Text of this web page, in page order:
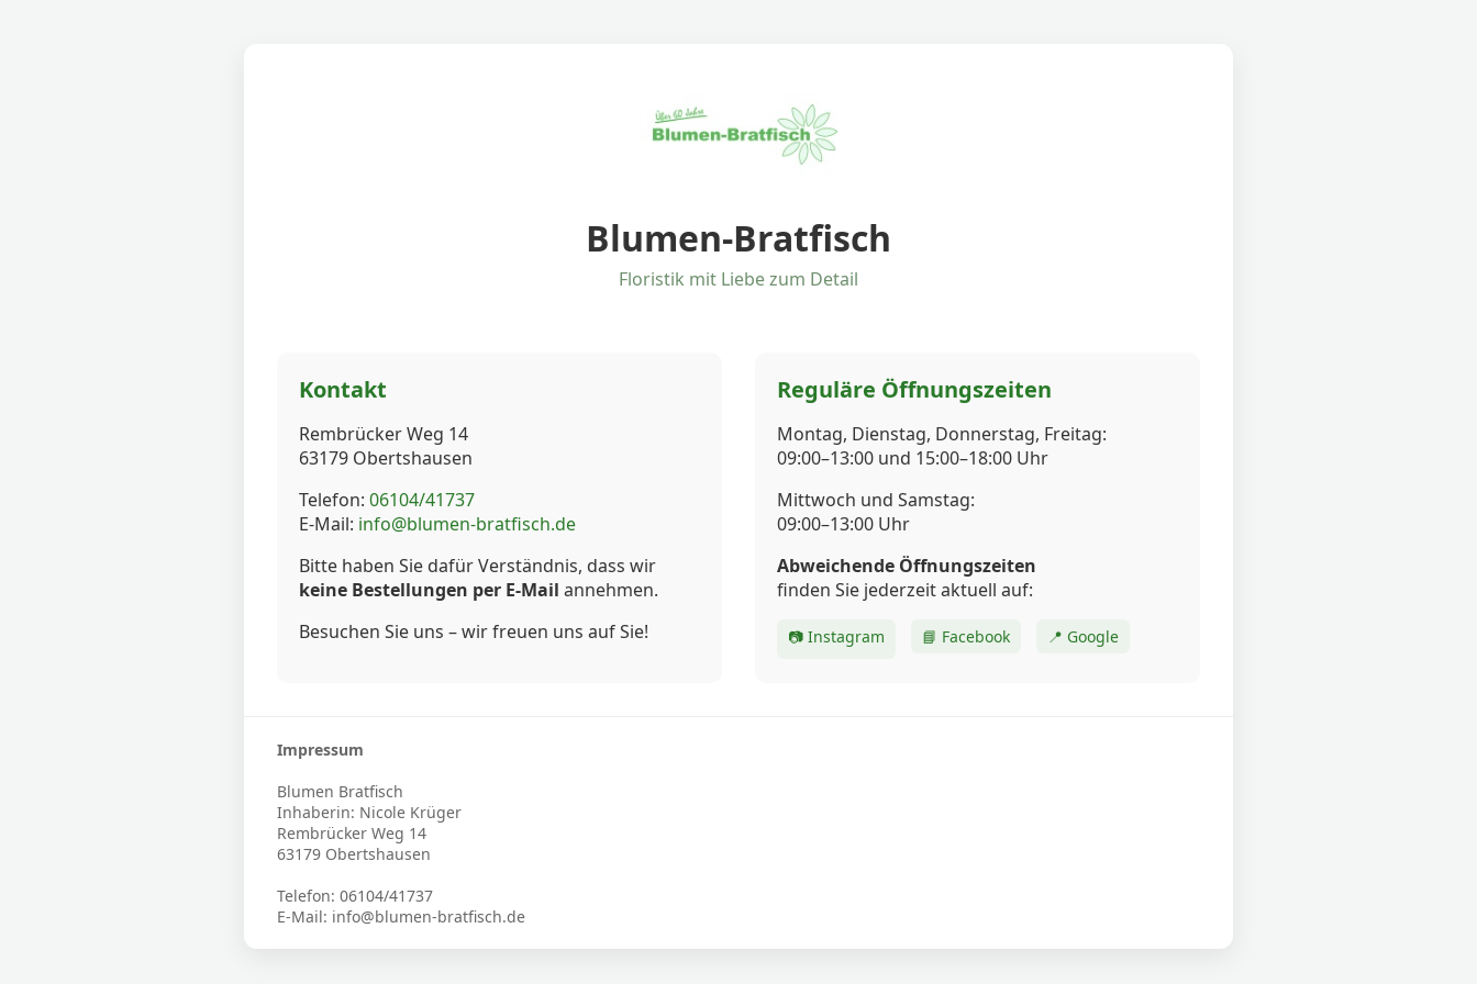
Blumen-Bratfisch
Floristik mit Liebe zum Detail
Kontakt
Rembrücker Weg 14
63179 Obertshausen
Telefon: 06104/41737
E-Mail: info@blumen-bratfisch.de
Bitte haben Sie dafür Verständnis, dass wir
keine Bestellungen per E-Mail annehmen.
Besuchen Sie uns – wir freuen uns auf Sie!
Reguläre Öffnungszeiten
Montag, Dienstag, Donnerstag, Freitag:
09:00–13:00 und 15:00–18:00 Uhr
Mittwoch und Samstag:
09:00–13:00 Uhr
Abweichende Öffnungszeiten
finden Sie jederzeit aktuell auf:
📷 Instagram 📘 Facebook 📍 Google
Impressum
Blumen Bratfisch
Inhaberin: Nicole Krüger
Rembrücker Weg 14
63179 Obertshausen
Telefon: 06104/41737
E-Mail: info@blumen-bratfisch.de